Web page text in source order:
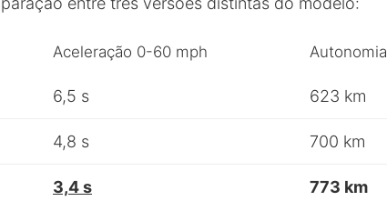
Aceleração 0-60 mph Autonomia
6,5 s 623 km
4,8 s 700 km
3,4 s
773 km